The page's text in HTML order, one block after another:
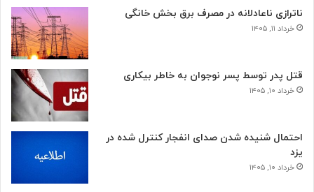
ناترازی ناعادلانه در مصرف برق بخش خانگی
خرداد ۱۱, ۱۴۰۵
قتل پدر توسط پسر نوجوان به خاطر بیکاری
خرداد ۱۰, ۱۴۰۵
احتمال شنیده شدن صدای انفجار کنترل شده در
یزد
خرداد ۱۰, ۱۴۰۵